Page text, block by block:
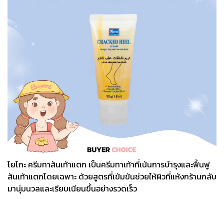
โยโกะ ครีมทาส้นเท้าแตก เป็นครีมทาเท้าที่เน้นการบำรุงและฟื้นฟู
ส้นเท้าแตกโดยเฉพาะ ด้วยสูตรที่เข้มข้นช่วยให้ผิวที่แห้งกร้านกลับ
มานุ่มนวลและเรียบเนียนขึ้นอย่างรวดเร็ว